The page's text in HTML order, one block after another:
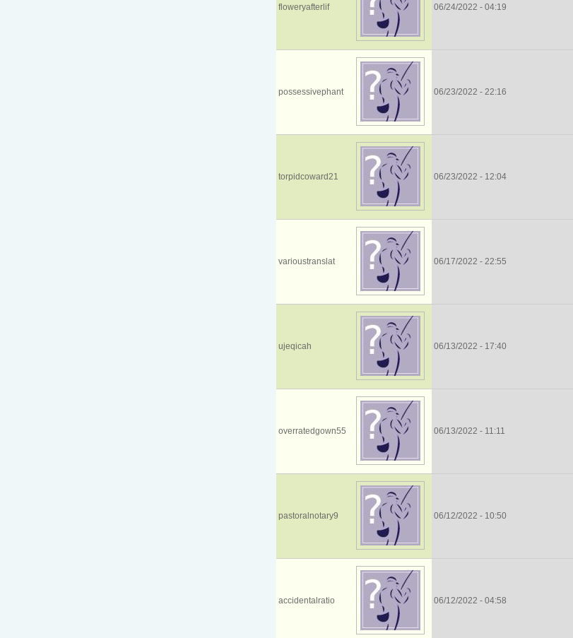
floweryafterlif 06/24/2022 - 04:19
possessivephant 06/23/2022 - 22:16
torpidcoward21 06/23/2022 - 12:04
varioustranslat 06/17/2022 - 22:55
ujeqicah 06/13/2022 - 17:40
overratedgown55 06/13/2022 - 11:11
pastoralnotary9 06/12/2022 - 10:50
accidentalratio 06/12/2022 - 04:58